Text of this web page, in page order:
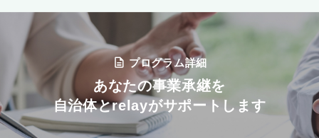
プログラム詳細
あなたの事業承継を
自治体とrelayがサポートします